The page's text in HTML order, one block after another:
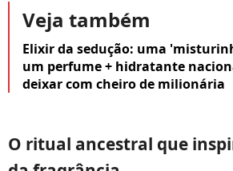
Veja também
Elixir da sedução: uma
um perfume + hidratante
deixar com cheiro de milionária
O ritual ancestral que